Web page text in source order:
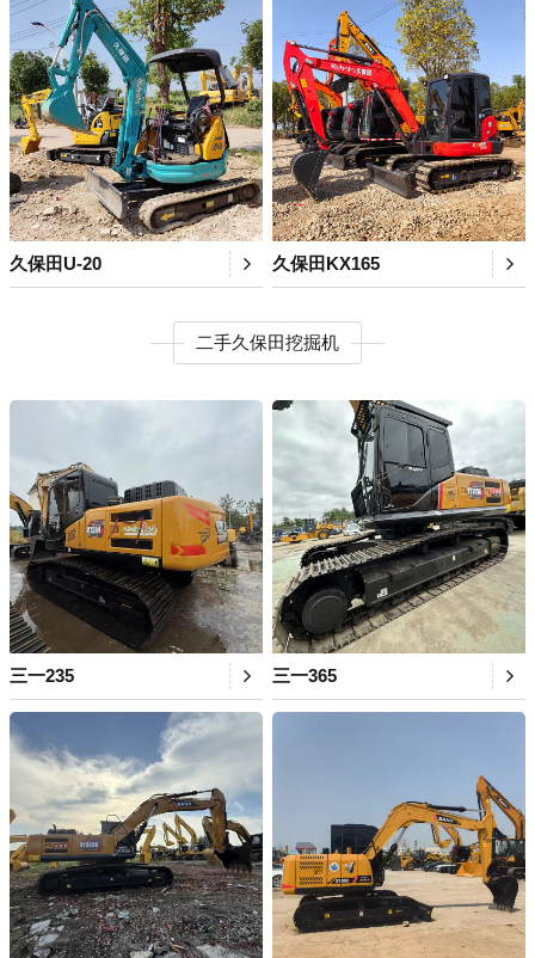
久保田U-20 久保田KX165
二手久保田挖掘机
三一235 三一365